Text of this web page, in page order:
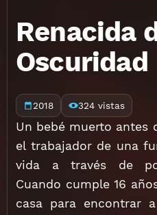
Renacida
Oscuridad
2018 324 vistas
Un bebé muerto antes
el trabajador de una
vida a través de
Cuando cumple 16
casa para encontrar